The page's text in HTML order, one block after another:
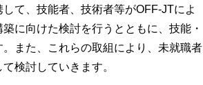
て、技能者、技術者等がOFF-JTによ
に向けた検討を行うとともに、技能・
また、これらの取組により、未就職者
検討していきます。